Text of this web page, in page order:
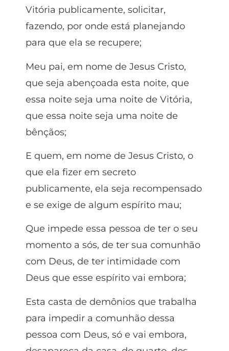
Vitória publicamente, solicitar,
fazendo, por onde está planejando
para que ela se recupere;
Meu pai, em nome de Jesus Cristo,
que seja abençoada esta noite, que
essa noite seja uma noite de Vitória,
que essa noite seja uma noite de
bênçãos;
E quem, em nome de Jesus Cristo, o
que ela fizer em secreto
publicamente, ela seja recompensado
e se exige de algum espírito mau;
Que impede essa pessoa de ter o seu
momento a sós, de ter sua comunhão
com Deus, de ter intimidade com
Deus que esse espírito vai embora;
Esta casta de demônios que trabalha
para impedir a comunhão dessa
pessoa com Deus, só e vai embora,